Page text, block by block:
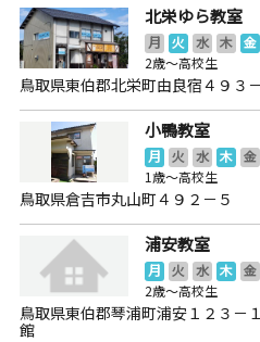
北栄ゆら教室
月 火 水 木 金
2歳～高校生
鳥取県東伯郡北栄町由良宿４９３
小鴨教室
月 火 水 木 金
1歳～高校生
鳥取県倉吉市丸山町４９２－５
浦安教室
月 火 水 木 金
2歳～高校生
鳥取県東伯郡琴浦町浦安１２３
館